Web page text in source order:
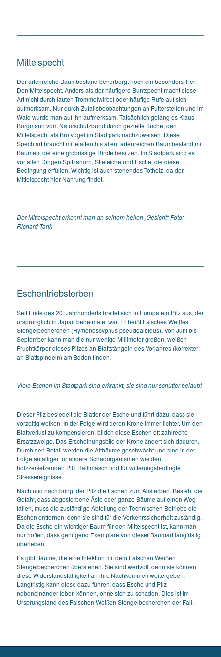
Mittelspecht
Der artenreiche Baumbestand beherbergt noch ein besonders Tier:
Den Mittelspecht. Anders als der häufigere Buntspecht macht diese
Art nicht durch lauten Trommelwirbel oder häufige Rufe auf sich
aufmerksam. Nur durch Zufallsbeobachtungen an Futterstellen und im
Wald wurde man auf ihn aufmerksam. Tatsächlich gelang es Klaus
Börgmann vom Naturschutzbund durch gezielte Suche, den
Mittelspecht als Brutvogel im Stadtpark nachzuweisen. Diese
Spechtart braucht mittelalten bis alten, artenreichen Baumbestand mit
Bäumen, die eine grobrissige Rinde besitzen. Im Stadtpark sind es
vor allen Dingen Spitzahorn, Stieleiche und Esche, die diese
Bedingung erfüllen. Wichtig ist auch stehendes Totholz, da der
Mittelspecht hier Nahrung findet.
Der Mittelspecht erkennt man an seinem hellen „Gesicht“ Foto:
Richard Tank
Eschentriebsterben
Seit Ende des 20. Jahrhunderts breitet sich in Europa ein Pilz aus, der
ursprünglich in Japan beheimatet war. Er heißt Falsches Weißes
Stengelbecherchen (Hymenoscyphus pseudoalbidus).Von Juni bis
September kann man die nur wenige Millimeter großen, weißen
Fruchtkörper dieses Pilzes an Blattstängeln des Vorjahres (korrekter:
an Blattspindeln) am Boden finden.
Viele Eschen im Stadtpark sind erkrankt, sie sind nur schütter belaubt
Dieser Pilz besiedelt die Blätter der Esche und führt dazu, dass sie
vorzeitig welken. In der Folge wird deren Krone immer lichter. Um den
Blattverlust zu kompensieren, bilden diese Eschen oft zahlreche
Ersatzzweige. Das Erscheinungsbild der Krone ändert sich dadurch.
Durch den Befall werden die Altbäume geschwächt und sind in der
Folge anfälliger für andere Schadorganismen wie den
holzzersetzenden Pilz Hallimasch und für witterungsbedingte
Stressereignisse.
Nach und nach bringt der Pilz die Eschen zum Absterben. Besteht die
Gefahr, dass abgestorbene Äste oder ganze Bäume auf einen Weg
fallen, muss die zuständige Abteilung der Technischen Betriebe die
Eschen entfernen, denn sie sind für die Verkehrssicherheit zuständig.
Da die Esche ein wichtiger Baum für den Mittelspecht ist, kann man
nur hoffen, dass genügend Exemplare von dieser Baumart langfristig
überleben.
Es gibt Bäume, die eine Infektion mit dem Falschen Weißen
Stengelbecherchen überstehen. Sie sind wertvoll, denn sie können
diese Widerstandsfähigkeit an ihre Nachkommen weitergeben.
Langfristig kann diese dazu führen, dass Esche und Pilz
nebeneinander leben können, ohne sich zu schaden. Dies ist im
Ursprungsland des Falschen Weißen Stengelbecherchen der Fall.